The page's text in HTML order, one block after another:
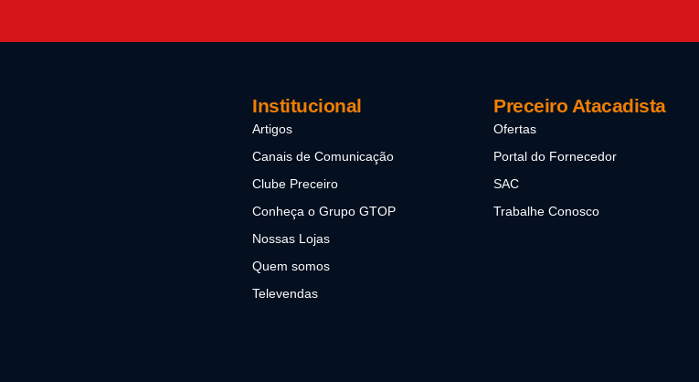
Institucional
Artigos
Canais de Comunicação
Clube Preceiro
Conheça o Grupo GTOP
Nossas Lojas
Quem somos
Televendas
Preceiro Atacadista
Ofertas
Portal do Fornecedor
SAC
Trabalhe Conosco